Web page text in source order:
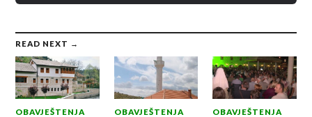
READ NEXT →
OBAVJEŠTENJA OBAVJEŠTENJA OBAVJEŠTENJA